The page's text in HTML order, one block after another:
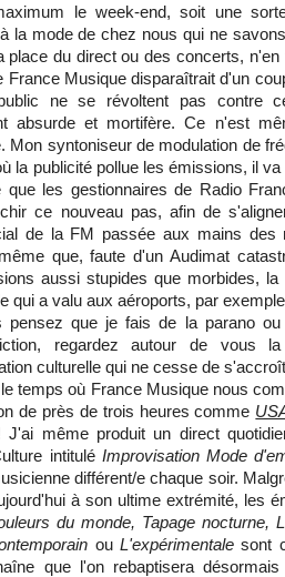
le week-end, soit une
la mode de chez nous qui ne
place du direct ou des concerts,
France Musique disparaîtrait d'un
ne se révoltent pas contre
absurde et mortifère. Ce n'est
Mon syntoniseur de modulation de
la publicité pollue les émissions, il
que les gestionnaires de Radio
ce nouveau pas, afin de
de la FM passée aux mains des
que, faute d'un Audimat
aussi stupides que morbides,
qui a valu aux aéroports, par
pensez que je fais de la parano
regardez autour de vous
culturelle qui ne cesse de
temps où France Musique nous
de près de trois heures comme
J'ai même produit un direct
intitulé Improvisation Mode
différent/e chaque soir.
à son ultime extrémité, les
du monde, Tapage nocturne,
ou L'expérimentalesont
que l'on rebaptisera